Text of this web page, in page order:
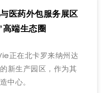
医药外包服务展区
端生态圈
正在北卡罗来纳州达
新生产园区，作为其
中心。